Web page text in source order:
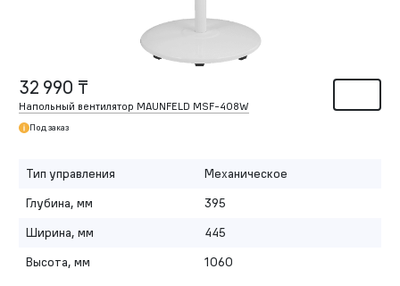
32 990 ₸
Напольный вентилятор MAUNFELD MSF-408W
Под заказ
Тип управления
Механическое
Глубина, мм
395
Ширина, мм
445
Высота, мм
1060